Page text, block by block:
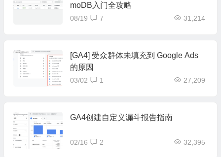
moDB入门全攻略
08/19 31,214
7
[GA4] 受众群体未填充到 Google Ads
的原因
03/02 27,209
1
GA4创建自定义漏斗报告指南
02/16 32,395
2